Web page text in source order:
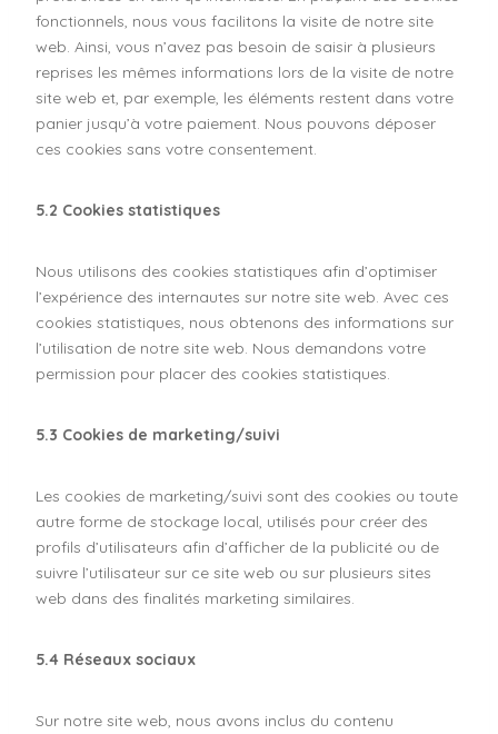
fonctionnels, nous vous facilitons la visite de notre site
web. Ainsi, vous n’avez pas besoin de saisir à plusieurs
reprises les mêmes informations lors de la visite de notre
site web et, par exemple, les éléments restent dans votre
panier jusqu’à votre paiement. Nous pouvons déposer
ces cookies sans votre consentement.
5.2 Cookies statistiques
Nous utilisons des cookies statistiques afin d’optimiser
l’expérience des internautes sur notre site web. Avec ces
cookies statistiques, nous obtenons des informations sur
l’utilisation de notre site web. Nous demandons votre
permission pour placer des cookies statistiques.
5.3 Cookies de marketing/suivi
Les cookies de marketing/suivi sont des cookies ou toute
autre forme de stockage local, utilisés pour créer des
profils d’utilisateurs afin d’afficher de la publicité ou de
suivre l’utilisateur sur ce site web ou sur plusieurs sites
web dans des finalités marketing similaires.
5.4 Réseaux sociaux
Sur notre site web, nous avons inclus du contenu